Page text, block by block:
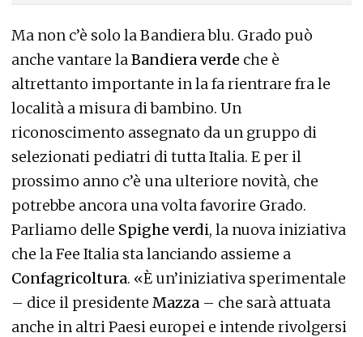
Ma non c’è solo la Bandiera blu. Grado può
anche vantare laBandiera verde che è
altrettanto importante in la fa rientrare fra le
località a misura di bambino. Un
riconoscimento assegnato da un gruppo di
selezionati pediatri di tutta Italia. E per il
prossimo anno c’è una ulteriore novità, che
potrebbe ancora una volta favorire Grado.
Parliamo delle Spighe verdi, la nuova iniziativa
che la Fee Italia sta lanciando assieme a
Confagricoltura. «È un’iniziativa sperimentale
– dice il presidente Mazza – che sarà attuata
anche in altri Paesi europei e intende rivolgersi